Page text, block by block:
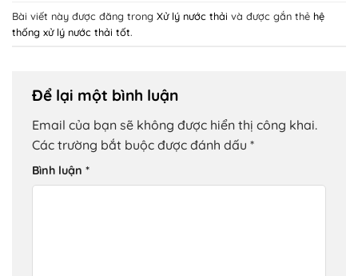
Bài viết này được đăng trong Xử lý nước thải và được gắn thẻ hệ
thống xử lý nước thải tốt.
Để lại một bình luận
Email của bạn sẽ không được hiển thị công khai.
Các trường bắt buộc được đánh dấu *
Bình luận *